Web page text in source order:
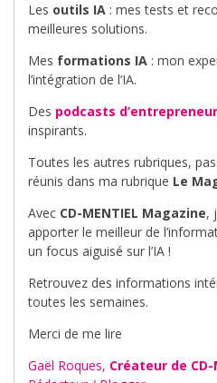
Les outils IA : mes tests et
meilleures solutions.
Mes formations IA : mon
l’intégration de l’IA.
Des podcasts
inspirants.
Toutes les autres rubriques,
réunis dans ma rubrique Le
Avec CD-MENTIEL Magazine,
apporter le meilleur de
un focus aiguisé sur l’IA !
Retrouvez des informations
toutes les semaines.
Merci de me lire
Gaël Roques, Créateur de CD-